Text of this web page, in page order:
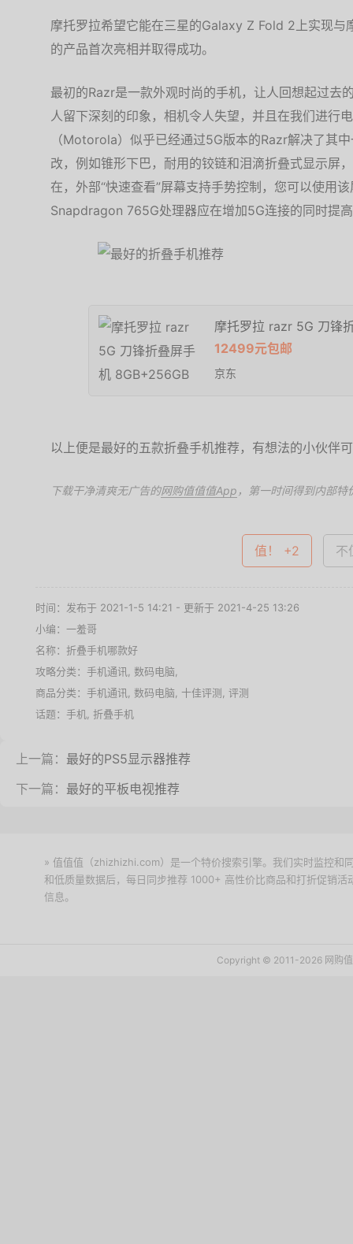
摩托罗拉希望它能在三星的Galaxy Z Fold 2上实现与
的产品首次亮相并取得成功。
最初的Razr是一款外观时尚的手机，让人回想起过去
人留下深刻的印象，相机令人失望，并且在我们进行
（Motorola）似乎已经通过5G版本的Razr解决了其
改，例如锥形下巴，耐用的铰链和泪滴折叠式显示屏
在，外部“快速查看”屏幕支持手势控制，您可以使用
Snapdragon 765G处理器应在增加5G连接的同时提
摩托罗拉 razr 5G 刀锋
12499元包邮
京东
以上便是最好的五款折叠手机推荐，有想法的小伙伴
下载干净清爽无广告的网购值值值App ，第一时间得到内部特
值！ +2 不
时间：发布于 2021-1-5 14:21 - 更新于 2021-4-25 13:26
小编：一羞哥
名称： 折叠手机哪款好
攻略分类： 手机通讯 数码电脑
商品分类： 手机通讯 数码电脑 十佳评测
评测
话题： 手机 折叠手机
上一篇： 最好的PS5显示器推荐
下一篇： 最好的平板电视推荐
» 值值值（zhizhizhi.com）是一个特价搜索引擎。我们实时监控和
和低质量数据后，每日同步推荐 1000+ 高性价比商品和打折促销
信息。
Copyright © 2011-2026 网购